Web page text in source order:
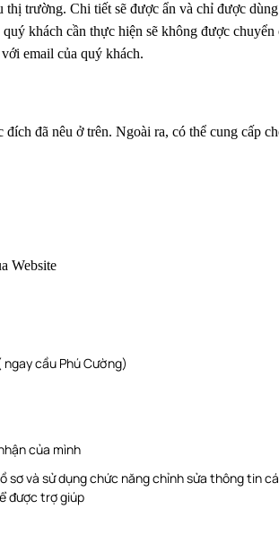
trường. Chi tiết sẽ được ẩn và chỉ được
khách cần thực hiện sẽ không được
email của quý khách.
đã nêu ở trên. Ngoài ra, có thể cung cấp
Website
ngay cầu Phú Cường)
của mình
và sử dụng chức năng chỉnh sửa thông tin
được trợ giúp